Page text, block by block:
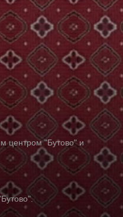
центром "Бутово" и